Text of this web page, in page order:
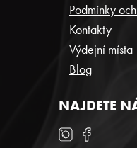
Podmínky
Kontakty
Výdejní místa
Blog
NAJDETE